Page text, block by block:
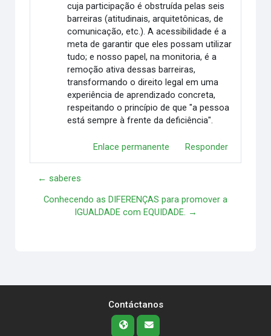
cuja participação é obstruída pelas seis
barreiras (atitudinais, arquitetônicas, de
comunicação, etc.). A acessibilidade é a
meta de garantir que eles possam utilizar
tudo; e nosso papel, na monitoria, é a
remoção ativa dessas barreiras,
transformando o direito legal em uma
experiência de aprendizado concreta,
respeitando o princípio de que "a pessoa
está sempre à frente da deficiência".
Enlace permanente Responder
← saberes
Conhecendo as DIFERENÇAS para promover a
IGUALDADE com EQUIDADE. →
Contáctanos